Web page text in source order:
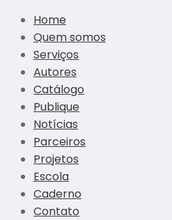
Home
Quem somos
Serviços
Autores
Catálogo
Publique
Notícias
Parceiros
Projetos
Escola
Caderno
Contato